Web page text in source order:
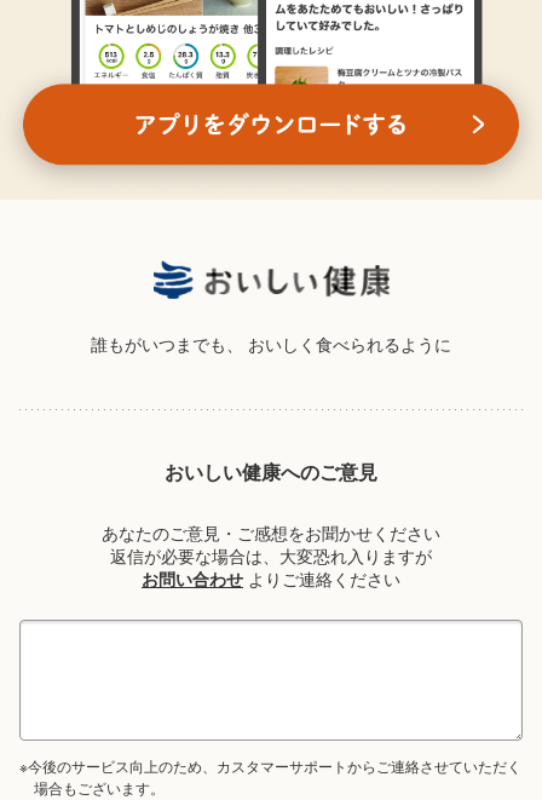
誰もがいつまでも、 おいしく食べられるように
おいしい健康へのご意見
あなたのご意見・ご感想をお聞かせください
返信が必要な場合は、大変恐れ入りますが
お問い合わせ よりご連絡ください
※今後のサービス向上のため、カスタマーサポートからご連絡させていただく
場合もございます。